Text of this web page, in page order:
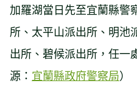
加羅湖當日先至宜蘭縣警
所、太平山派出所、明池
出所、碧候派出所，任一
源： 宜蘭縣政府警察局）